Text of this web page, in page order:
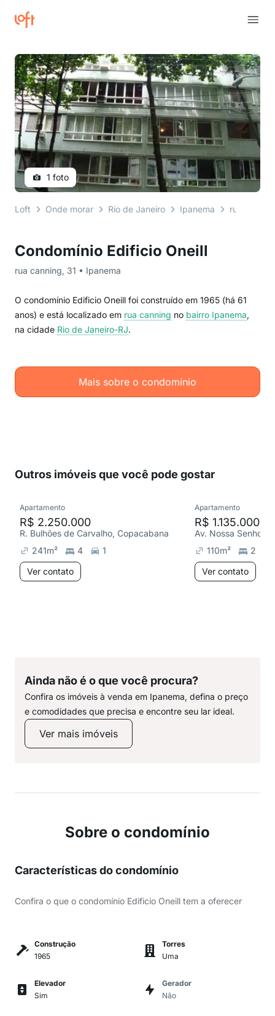
Condomínio Edificio Oneill
rua canning, 31 • Ipanema
O condomínio Edificio Oneill foi construído em 1965 (há 61
anos) e está localizado em rua canning no bairro Ipanema,
na cidade Rio de Janeiro-RJ.
Mais sobre o condomínio
1 foto
Loft Onde morar Rio de Janeiro Ipanema rua
Outros imóveis que você pode gostar
Apartamento
R$ 2.250.000
R. Bulhões de Carvalho, Copacabana
241m² 4
1
Ver contato
Apartamento
R$ 1.135.000
110m²
2
Ver contato
Ainda não é o que você procura?
Confira os imóveis à venda em Ipanema, defina o preço
e comodidades que precisa e encontre seu lar ideal.
Ver mais imóveis
Sobre o condomínio
Características do condomínio
Confira o que o condomínio Edificio Oneill tem a oferecer
Construção
1965
Torres
Uma
Elevador
Sim
Gerador
Não